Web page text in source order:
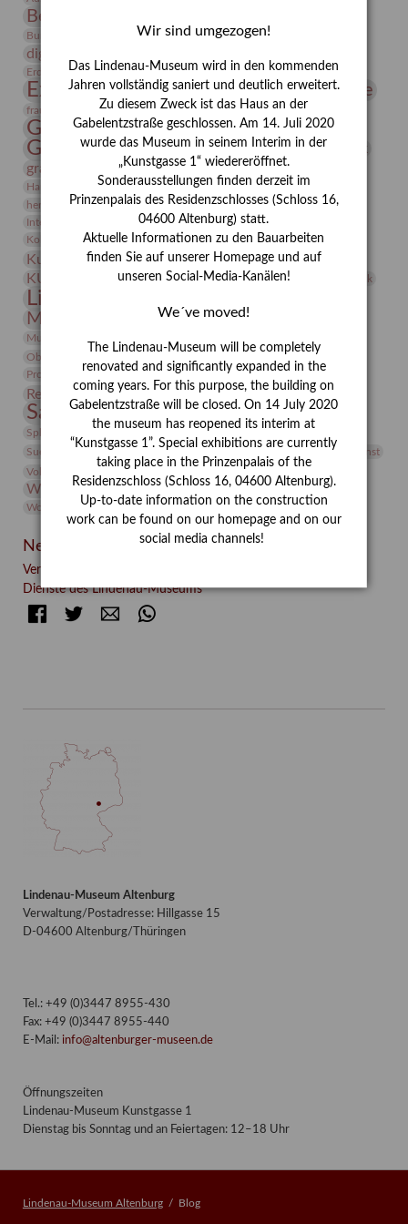
Bernhard August von Lindenau
Burg Posterstein Conrad Felixmüller Depot
digitallabor
Erdmann Julius Dietrich
Erlebnisportal estrusker Exlibris
Expressionismus Festrede Florenz Fotografie
frauen Frauen in der Antike und heute
Gerhard-Altenbourg-Preis
Gerhard Altenbourg
Gerhard Kurt Müller
grafische sammlung griechische Mythologie
Hanns-Conon von der Gabelentz Heinrich Kirchhoff Heldinnen
herman de vries Humboldt
Insekten
Integriertes Schädlingsmanagement
Italien Jahresempfang
Kolosseum
Kooperationsausstellung Korkmodelle Kunst
Kunstmuseum Kunstvermittlung Kunst von Kühl
KUNSTWAND Kurs Künstler Künstlerin Lehmbruck
Lindenau-Museum
Museumsgeschichte Museumsnacht
Museumspädagogik Natur
Objekt im Fokus
Phelloplastik
Pohlhof
Provenienz
Provenienzforschung
Restaurierung Rudi Lesser Ruth Wolf-Rehfeld
Sammlung Samstagszeichner Skulptur
Sonderausstellung
Sphinx
studio Studio Bildende Kunst
Suermondt-Ludwig-Museum
Vermittlung
Videokunst
Volontariat
Walter Rheiner Werefkin
Werkbetrachtung Winter Wissenschaft
Wolf and Dog
Wolf und Hund
Zirkuswoche
Neueste Beiträge
Verschenkt, verkauft, vergessen? – Kunstdetektivinnen im
Dienste des Lindenau-Museums
FacebookTwitter E-mail
Lindenau-Museum Altenburg
Verwaltung/Postadresse: Hillgasse 15
D-04600 Altenburg/Thüringen
Tel.: +49 (0)3447 8955-430
Fax: +49 (0)3447 8955-440
E-Mail: info@altenburger-museen.de
Öffnungszeiten
Lindenau-Museum Kunstgasse 1
Dienstag bis Sonntag und an Feiertagen: 12–18 Uhr
Lindenau-Museum Altenburg Blog
Wir sind umgezogen!
Das Lindenau-Museum wird in den kommenden
Jahren vollständig saniert und deutlich erweitert.
Zu diesem Zweck ist das Haus an der
Gabelentzstraße geschlossen. Am 14. Juli 2020
wurde das Museum in seinem Interim in der
„Kunstgasse 1“ wiedereröffnet.
Sonderausstellungen finden derzeit im
Prinzenpalais des Residenzschlosses (Schloss 16,
04600 Altenburg) statt.
Aktuelle Informationen zu den Bauarbeiten
finden Sie auf unserer Homepage und auf
unseren Social-Media-Kanälen!
We´ve moved!
The Lindenau-Museum will be completely
renovated and significantly expanded in the
coming years. For this purpose, the building on
Gabelentzstraße will be closed. On 14 July 2020
the museum has reopened its interim at
“Kunstgasse 1”. Special exhibitions are currently
taking place in the Prinzenpalais of the
Residenzschloss (Schloss 16, 04600 Altenburg).
Up-to-date information on the construction
work can be found on our homepage and on our
social media channels!